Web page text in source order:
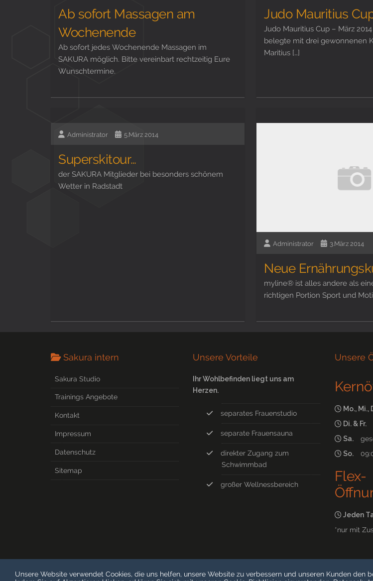
Ab sofort Massagen am
Wochenende
Ab sofort jedes Wochenende Massagen im
SAKURA möglich. Bitte vereinbart rechtzeitig Eure
Wunschtermine.
Judo Mauritius
Judo Mauritius Cup – März
belegte mit drei gewonnenen
Maritius […]
Administrator 5.März 2014
Superskitour…
der SAKURA Mitglieder bei besonders schönem
Wetter in Radstadt
Administrator 3.März 2014
Neue
myline® ist alles andere als
richtigen Portion Sport und
Sakura intern
Sakura Studio
Trainings Angebote
Kontakt
Impressum
Datenschutz
Sitemap
Unsere Vorteile
Ihr Wohlbefinden liegt uns am
Herzen.
separates Frauenstudio
separate Frauensauna
direkter Zugang zum
Schwimmbad
großer Wellnessbereich
Unsere
Mo., Mi.,
Di. & Fr.
Sa.
So.
Flex-
Jeden
*nur mit
© COPYRIGHT 2026 SAKURA-FITNESS
Unsere Website verwendet Cookies, die uns helfen, unsere Website zu verbessern und unseren Kunden den